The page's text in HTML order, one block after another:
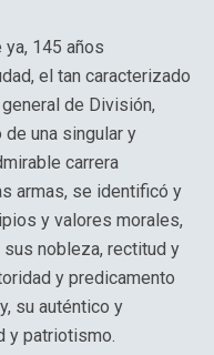
145 años
el tan caracterizado
de División,
de una singular y
carrera
armas, se identificó y
y valores morales,
sus nobleza, rectitud y
y predicamento
su auténtico y
y patriotismo.